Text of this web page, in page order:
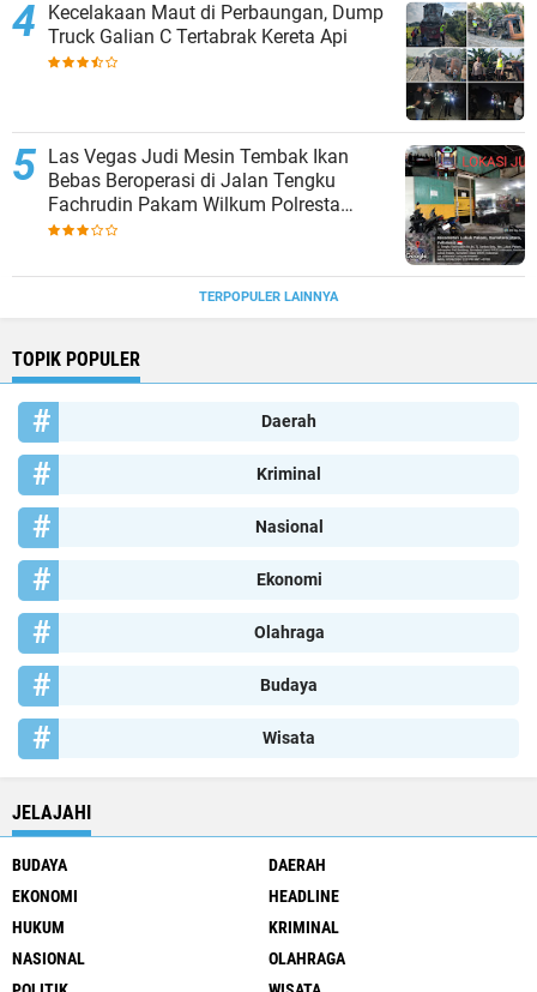
Kecelakaan Maut di Perbaungan, Dump
Truck Galian C Tertabrak Kereta Api
Las Vegas Judi Mesin Tembak Ikan
Bebas Beroperasi di Jalan Tengku
Fachrudin Pakam Wilkum Polresta
Deliserdang
TERPOPULER LAINNYA
TOPIK POPULER
Daerah
Kriminal
Nasional
Ekonomi
Olahraga
Budaya
Wisata
JELAJAHI
BUDAYA
DAERAH
EKONOMI
HEADLINE
HUKUM
KRIMINAL
NASIONAL
OLAHRAGA